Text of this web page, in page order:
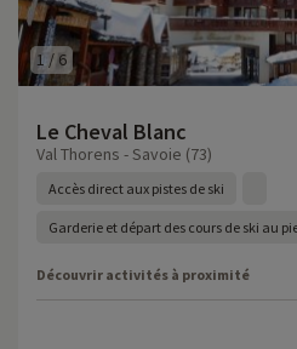
1 /6
Le Cheval Blanc
Val Thorens - Savoie (73)
Accès direct aux pistes de ski
Garderie et départ des cours de ski au
Découvrir activités à proximité